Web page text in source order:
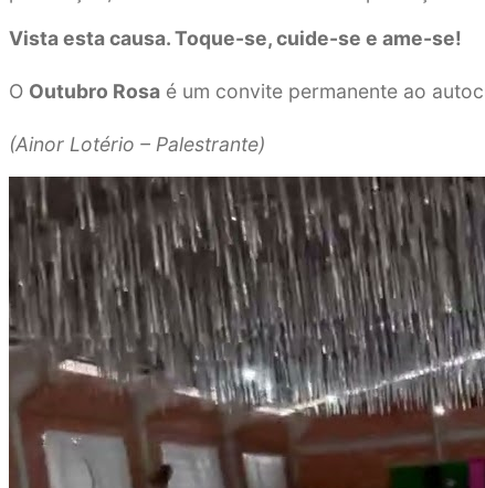
Vista esta causa. Toque-se, cuide-se e ame-se!
O Outubro Rosa é um convite permanente ao
(Ainor Lotério – Palestrante)